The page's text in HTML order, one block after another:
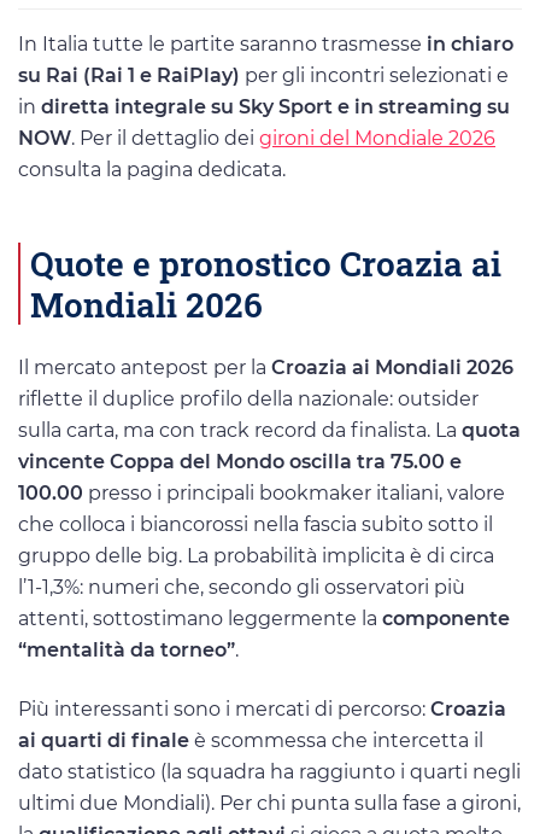
In Italia tutte le partite saranno trasmesse in chiaro
su Rai (Rai 1 e RaiPlay) per gli incontri selezionati e
in diretta integrale su Sky Sport e in streaming su
NOW. Per il dettaglio dei gironi del Mondiale 2026
consulta la pagina dedicata.
Quote e pronostico Croazia ai
Mondiali 2026
Il mercato antepost per la Croazia ai Mondiali 2026
riflette il duplice profilo della nazionale: outsider
sulla carta, ma con track record da finalista. La quota
vincente Coppa del Mondo oscilla tra 75.00 e
100.00 presso i principali bookmaker italiani, valore
che colloca i biancorossi nella fascia subito sotto il
gruppo delle big. La probabilità implicita è di circa
l’1-1,3%: numeri che, secondo gli osservatori più
attenti, sottostimano leggermente la componente
“mentalità da torneo”.
Più interessanti sono i mercati di percorso: Croazia
ai quarti di finale è scommessa che intercetta il
dato statistico (la squadra ha raggiunto i quarti negli
ultimi due Mondiali). Per chi punta sulla fase a gironi,